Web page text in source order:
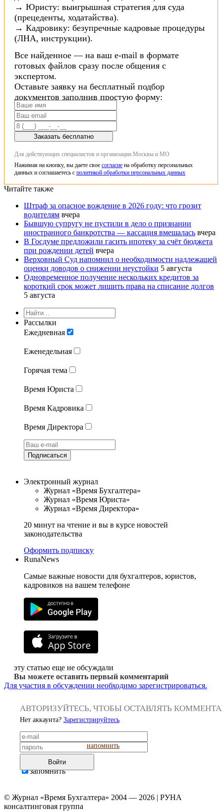
→ Юристу: выигрышная стратегия для суда
(прецеденты, ходатайства).
→ Кадровику: безупречные кадровые процедуры
(ЛНА, инструкции).
Все найденное — на ваш e-mail в формате
готовых файлов сразу после общения с
экспертом.
Оставьте заявку на бесплатный подбор
документов заполнив простую форму:
Заказать бесплатно
Для действующих специалистов и организации Москвы и МО
Нажимая на кнопку, вы даете свое согласие на обработку персональных
данных и соглашаетесь с политикой обработки персональных данных
Читайте также
Штраф за опасное вождение в 2026 году: что грозит
водителям вчера
Бывшую супругу не пустили в дело о признании
иностранного банкротства — кассация вмешалась вчера
В Госдуме предложили гасить ипотеку за счёт бюджета
при рождении детей вчера
Верховный Суд напомнил о необходимости надлежащей
оценки доводов о снижении неустойки 5 августа
Одновременное получение нескольких кредитов за
короткий срок может лишить права на списание долгов
5 августа
Рассылки
Ежедневная
Еженедельная
Горячая тема
Время Юриста
Время Кадровика
Время Директора
Подписаться
Электронный журнал
Журнал «Время Бухгалтера»
Журнал «Время Юриста»
Журнал «Время Директора»
20 минут на чтение и вы в курсе новостей
законодательства
Оформить подписку
RunaNews
Самые важные новости для бухгалтеров, юристов,
кадровиков на вашем телефоне
эту статью еще не обсуждали
Вы можете оставить первый комментарий
Для участия в обсуждении необходимо зарегистрироваться.
АВТОРИЗУЙТЕСЬ, ЧТОБЫ ОСТАВЛЯТЬ
Нет аккаунта? Зарегистрируйтесь
напомнить
Войти
запомнить
© Журнал «Время Бухгалтера» 2004 — 2026 | РУНА
консалтинговая группа